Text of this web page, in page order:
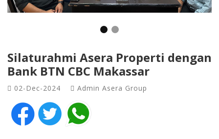
Silaturahmi Asera Properti dengan
Bank BTN CBC Makassar
02-Dec-2024 Admin Asera Group